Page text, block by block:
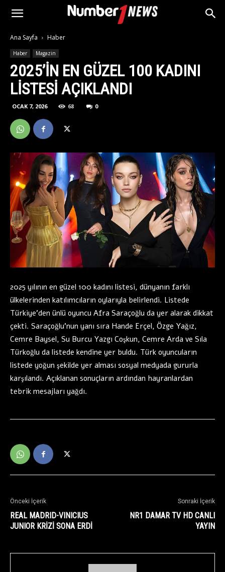
Ana Sayfa Haber
Haber Magazin
2025’IN EN GÜZEL 100 KADINI
LISTESI AÇIKLANDI
OCAK 7, 2026 68 0
2025 yılının en güzel 100 kadını listesi, dünyanın farklı
ülkelerinden katılımcıların oylarıyla belirlendi. Listede
Türkiye’den ünlü oyuncu Afra Saraçoğlu da yer alarak dikkat
çekti. Saraçoğlu’nun yanı sıra Hande Erçel, Özge Yağız,
Cemre Baysel, Su Burcu Yazgı Coşkun, Cemre Arda ve Sıla
Türkoğlu da listede kendine yer buldu. Türk oyuncuların
listede yoğun şekilde yer alması sosyal medyada gururla
karşılandı. Açıklanan sonuçların ardından hayranlardan
tebrik mesajları yağdı.
Önceki İçerik
REAL MADRID-VINICIUS
JUNIOR KRİZİ SONA ERDİ
Sonraki İçerik
NR1 DAMAR TV HD CANLI
YAYIN